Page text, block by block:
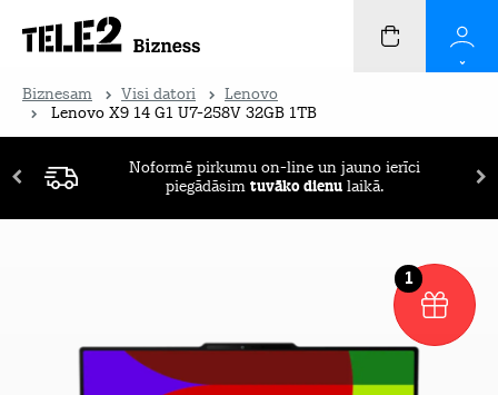
Biznesam Visi datori
Lenovo
Lenovo X9 14 G1 U7-258V 32GB 1TB
Noformē pirkumu on-line un jauno ierīci
piegādāsim tuvāko dienu laikā.
1